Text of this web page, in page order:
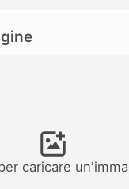
caricare